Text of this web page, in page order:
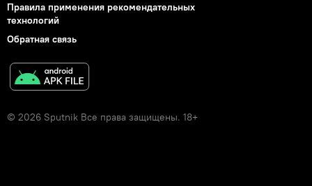
Правила применения рекомендательных
технологий
Обратная связь
© 2026 Sputnik Все права защищены. 18+